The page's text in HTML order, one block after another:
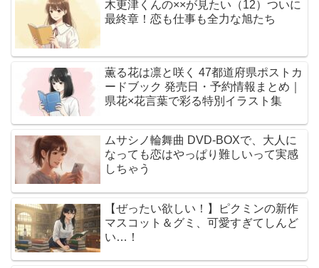
木更津くんの××が見たい（12）ついに
最終章！恋も仕事も全力な旭たち
薫る花は凛と咲く 47都道府県ポストカ
ードブック 発売日・予約情報まとめ｜
県花×花言葉で彩る特別イラスト集
ムサシノ輪舞曲 DVD-BOXで、大人に
なっても恋はやっぱり難しいって実感
しちゃう
【ぜったい欲しい！】ピクミンの新作
マスコット＆グミ、可愛すぎてしんど
い…！